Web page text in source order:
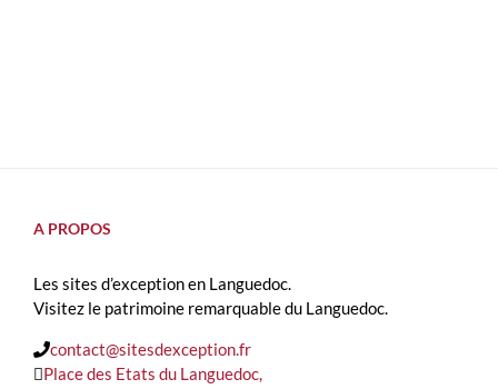
A PROPOS
Les sites d’exception en Languedoc.
Visitez le patrimoine remarquable du Languedoc.
contact@sitesdexception.fr
Place des Etats du Languedoc,